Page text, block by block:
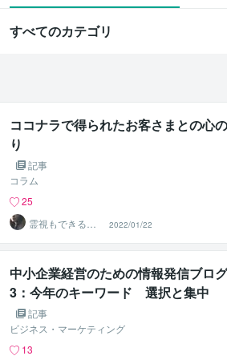
すべてのカテゴリ
ココナラで得られたお客さまとの心
り
記事
コラム
25
霊視もできる話
相手❤️UI★うい
2022/01/22
中小企業経営のための情報発信ブロ
3：今年のキーワード 選択と集中
記事
ビジネス・マーケティング
13